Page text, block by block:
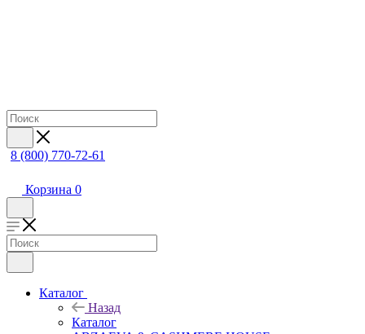
8 (800) 770-72-61
Корзина 0
Каталог
Назад
Каталог